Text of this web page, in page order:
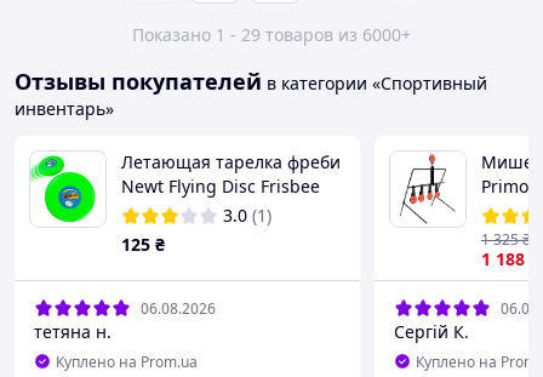
Показано 1 - 29 товаров из 6000+
Отзывы покупателей в категории «Спортивный
инвентарь»
Летающая тарелка фреби
Newt Flying Disc Frisbee
NE-SV-FRZ - Зеленый
3.0 (1)
125 ₴
06.08.2026
тетяна н.
Куплено на Prom.ua
Primo
1 188
1 325₴
Сергій К.
Куплено на